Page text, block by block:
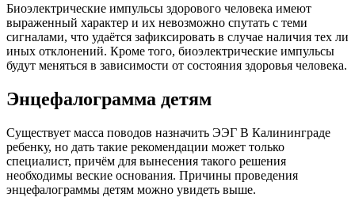
Биоэлектрические импульсы здорового человека имеют
выраженный характер и их невозможно спутать с теми
сигналами, что удаётся зафиксировать в случае наличия тех ли
иных отклонений. Кроме того, биоэлектрические импульсы
будут меняться в зависимости от состояния здоровья человека.
Энцефалограмма детям
Существует масса поводов назначить ЭЭГ В Калининграде
ребенку, но дать такие рекомендации может только
специалист, причём для вынесения такого решения
необходимы веские основания. Причины проведения
энцефалограммы детям можно увидеть выше.